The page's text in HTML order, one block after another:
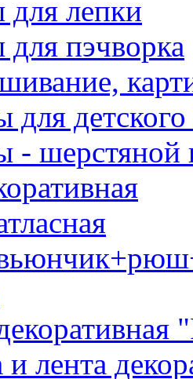
для лепки
для пэчворка
для
- шерстяной
и лента